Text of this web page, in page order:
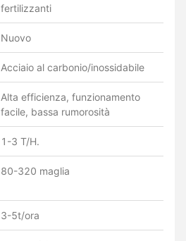
fertilizzanti
Nuovo
Acciaio al carbonio/inossidabile
Alta efficienza, funzionamento
facile, bassa rumorosità
1-3 T/H.
80-320 maglia
3-5t/ora